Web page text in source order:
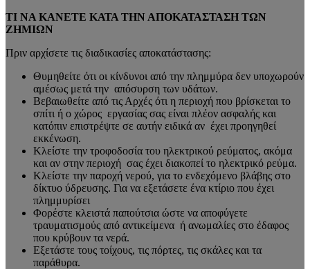
ΤΙ ΝΑ ΚΑΝΕΤΕ ΚΑΤΑ ΤΗΝ ΑΠΟΚΑΤΑΣΤΑΣΗ ΤΩΝ
ΖΗΜΙΩΝ
Πριν αρχίσετε τις διαδικασίες αποκατάστασης:
Θυμηθείτε ότι οι κίνδυνοι από την πλημμύρα δεν υποχωρούν
αμέσως μετά την απόσυρση των υδάτων.
Βεβαιωθείτε από τις Αρχές ότι η περιοχή που βρίσκεται το
σπίτι ή ο χώρος εργασίας σας είναι πλέον ασφαλής και
κατόπιν επιστρέψτε σε αυτήν ειδικά αν έχει προηγηθεί
εκκένωση.
Κλείστε την τροφοδοσία του ηλεκτρικού ρεύματος, ακόμα
και αν στην περιοχή σας έχει διακοπεί το ηλεκτρικό ρεύμα.
Κλείστε την παροχή νερού, για το ενδεχόμενο βλάβης στο
δίκτυο ύδρευσης. Για να εξετάσετε ένα κτίριο που έχει
πλημμυρίσει
Φορέστε κλειστά παπούτσια ώστε να αποφύγετε
τραυματισμούς από αντικείμενα ή ανωμαλίες στο έδαφος
που κρύβουν τα νερά.
Εξετάστε τους τοίχους, τις πόρτες, τις σκάλες και τα
παράθυρα.